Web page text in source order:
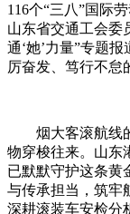
116个“三八”国际
山东省交通工会委
通‘她’力量”专题
厉奋发、笃行不怠
烟大客滚航线的
物穿梭往来。山东
已默默守护这条黄
与传承担当，筑牢
深耕滚装车安检分